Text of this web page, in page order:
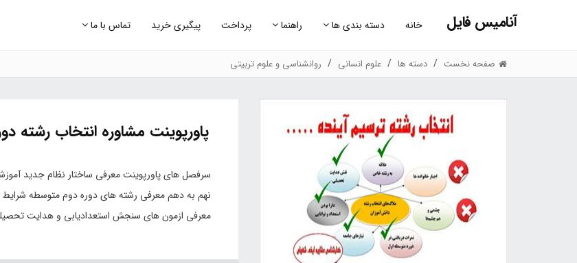
آنامیس فایل خانه دسته بندی ها راهنما پرداخت پیگیری خرید تماس با ما
صفحه نخست دسته ها علوم انسانی روانشناسی و علوم تربیتی
پاورپوینت مشاوره انتخاب رشته
سرفصل های پاورپوینت معرفی ساختار نظام جدید
نهم به دهم معرفی رشته های دوره دوم متوسطه
معرفی ازمون های سنجش استعدادیابی و هدایت